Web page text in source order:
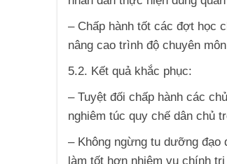
– Chấp hành tốt các đợt học
nâng cao trình độ chuyên
5.2. Kết quả khắc phục:
– Tuyệt đối chấp hành các
nghiêm túc quy chế dân chủ
– Không ngừng tu dưỡng
làm tốt hơn nhiệm vụ chính